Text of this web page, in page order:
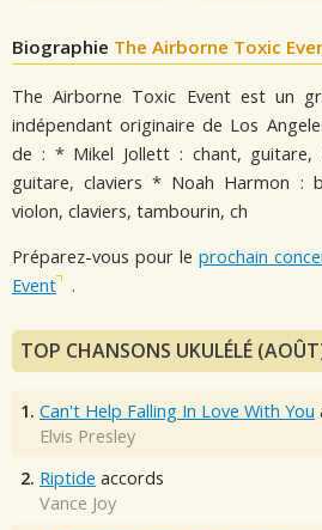
Biographie The Airborne Toxic
The Airborne Toxic Event est un
indépendant originaire de Los
de : * Mikel Jollett : chant, guitare,
guitare, claviers * Noah Harmon :
violon, claviers, tambourin, ch
Préparez-vous pour le prochain
Event
.
TOP CHANSONS UKULÉLÉ
1. Can't Help Falling In Love With You
Elvis Presley
2. Riptide accords
Vance Joy